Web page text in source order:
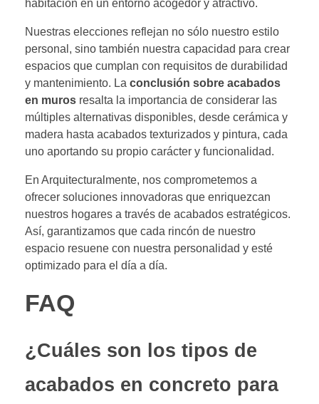
habitación en un entorno acogedor y atractivo.
Nuestras elecciones reflejan no sólo nuestro estilo
personal, sino también nuestra capacidad para crear
espacios que cumplan con requisitos de durabilidad
y mantenimiento. La conclusión sobre acabados
en muros resalta la importancia de considerar las
múltiples alternativas disponibles, desde cerámica y
madera hasta acabados texturizados y pintura, cada
uno aportando su propio carácter y funcionalidad.
En Arquitecturalmente, nos comprometemos a
ofrecer soluciones innovadoras que enriquezcan
nuestros hogares a través de acabados estratégicos.
Así, garantizamos que cada rincón de nuestro
espacio resuene con nuestra personalidad y esté
optimizado para el día a día.
FAQ
¿Cuáles son los tipos de
acabados en concreto para